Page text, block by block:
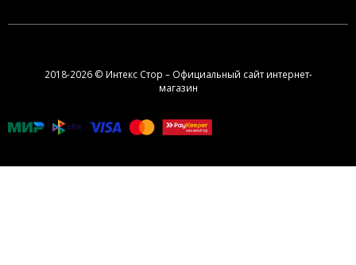
2018-2026 © Интекс Стор – Официальный сайт интернет-
магазин